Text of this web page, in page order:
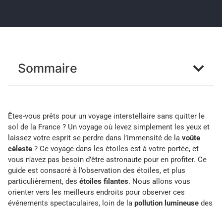
Sommaire
Êtes-vous prêts pour un voyage interstellaire sans quitter le
sol de la France ? Un voyage où levez simplement les yeux et
laissez votre esprit se perdre dans l’immensité de la voûte
céleste ? Ce voyage dans les étoiles est à votre portée, et
vous n’avez pas besoin d’être astronaute pour en profiter. Ce
guide est consacré à l’observation des étoiles, et plus
particulièrement, des étoiles filantes. Nous allons vous
orienter vers les meilleurs endroits pour observer ces
événements spectaculaires, loin de la pollution lumineuse des